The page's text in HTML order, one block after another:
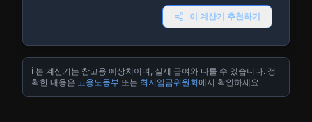
이 계산기 추천하기
ℹ️ 본 계산기는 참고용 예상치이며, 실제 급여와 다를 수 있습니다. 정
확한 내용은 고용노동부 또는 최저임금위원회에서 확인하세요.